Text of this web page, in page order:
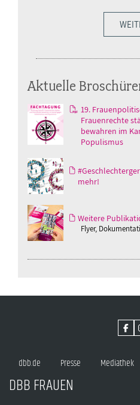
Aktuelle
19.
Frauenrechte
bewahren im
Populismus
mehr!
Weitere
Flyer,
dbb.de Presse Mediathek
DBB FRAUEN